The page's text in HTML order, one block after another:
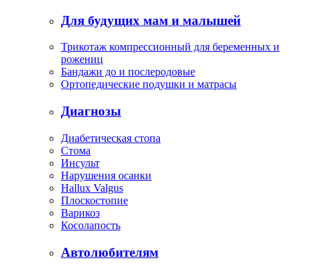
Для будущих мам и малышей
Трикотаж компрессионный для беременных и
рожениц
Бандажи до и послеродовые
Ортопедические подушки и матрасы
Диагнозы
Диабетическая стопа
Стома
Инсульт
Нарушения осанки
Hallux Valgus
Плоскостопие
Варикоз
Косолапость
Автолюбителям